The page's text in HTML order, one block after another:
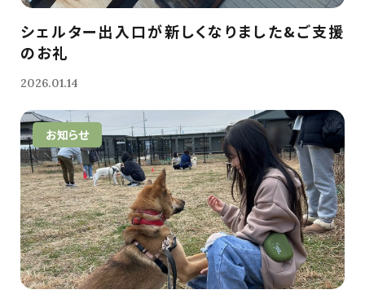
シェルター出入口が新しくなりました&ご支援
のお礼
2026.01.14
お知らせ